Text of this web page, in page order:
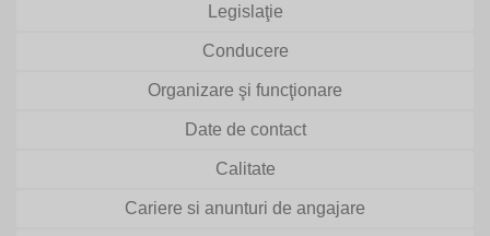
Legislaţie
Conducere
Organizare şi funcţionare
Date de contact
Calitate
Cariere si anunturi de angajare